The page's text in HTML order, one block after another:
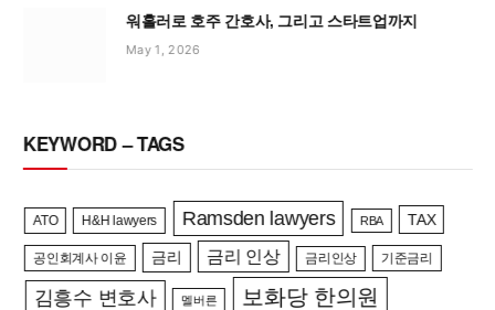
워홀러로 호주 간호사, 그리고 스타트업까지
May 1, 2026
KEYWORD – TAGS
ATO H&H lawyers Ramsden lawyers RBA TAX
공인회계사 이윤 금리 금리 인상 금리인상 기준금리
김흥수 변호사 멜버른 보화당 한의원